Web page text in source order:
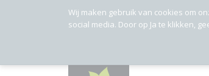
Wij maken gebruik van cookies om
social media. Door op Ja te klikken,